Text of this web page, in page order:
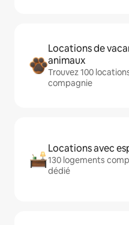
Locations de
animaux
Trouvez 100
compagnie
Locations avec
130 logements
dédié